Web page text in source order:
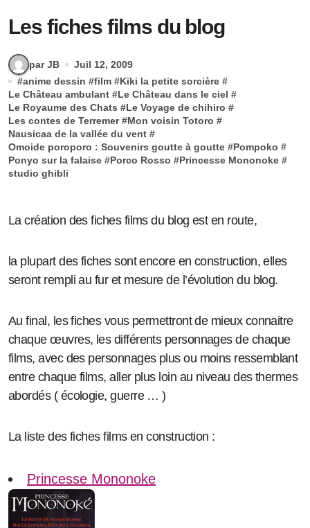
Les fiches films du blog
par JB
Juil 12, 2009
#anime dessin #film #Kiki la petite sorcière #
Le Château ambulant #Le Château dans le ciel #
Le Royaume des Chats #Le Voyage de chihiro #
Les contes de Terremer #Mon voisin Totoro #
Nausicaa de la vallée du vent #
Omoide poroporo : Souvenirs goutte à goutte #Pompoko #
Ponyo sur la falaise #Porco Rosso #Princesse Mononoke #
studio ghibli
La création des fiches films du blog est en route,
la plupart des fiches sont encore en construction, elles
seront rempli au fur et mesure de l’évolution du blog.
Au final, les fiches vous permettront de mieux connaitre
chaque œuvres, les différents personnages de chaque
films, avec des personnages plus ou moins ressemblant
entre chaque films, aller plus loin au niveau des thermes
abordés ( écologie, guerre … )
La liste des fiches films en construction :
Princesse Mononoke